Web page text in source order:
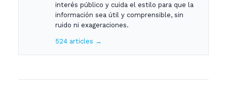
interés público y cuida el estilo para que la
información sea útil y comprensible, sin
ruido ni exageraciones.
524 articles →